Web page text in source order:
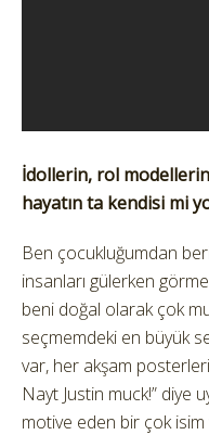
İdollerin, rol
hayatın ta kendisi mi
Ben çocukluğumdan
insanları gülerken
beni doğal olarak çok
seçmemdeki en büyük
var, her akşam
Nayt Justin muck!” diye
motive eden bir çok isim